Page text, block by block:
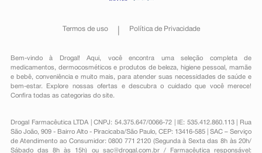
Termos de uso Política de Privacidade
Bem-vindo à Drogal! Aqui, você encontra uma seleção completa de
medicamentos , dermocosméticos e produtos de beleza, higiene pessoal ,mamãe
e bebê, conveniênciae muito mais, para atender suas necessidades de saúde e
bem-estar. Explore nossas ofertas e descubra o cuidado que você merece!
Confira todas as categorias do site.
Drogal Farmacêutica LTDA | CNPJ: 54.375.647/0066-72 | IE: 535.412.860.113 | Rua
São João, 909 - Bairro Alto - Piracicaba/São Paulo, CEP: 13416-585 | SAC – Serviço
de Atendimento ao Consumidor: 0800 771 2120 (Segunda à Sexta das 8h às 20h/
Sábado das 8h às 15h) ou sac@drogal.com.br/ Farmacêutica responsável: